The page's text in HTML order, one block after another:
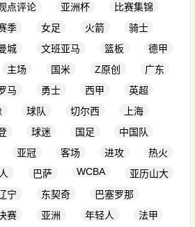
点评论 亚洲杯
比赛集锦
季 女足 火箭
骑士
城 文班亚马 篮板
德甲
主场 国米 Z原创
广东
马 勇士 西甲
英超
球队 切尔西
上海
球迷 国足
中国队
亚冠 客场 进攻
热火
巴萨 WCBA
亚历山大
宁 东契奇
巴塞罗那
赛 亚洲 年轻人
法甲